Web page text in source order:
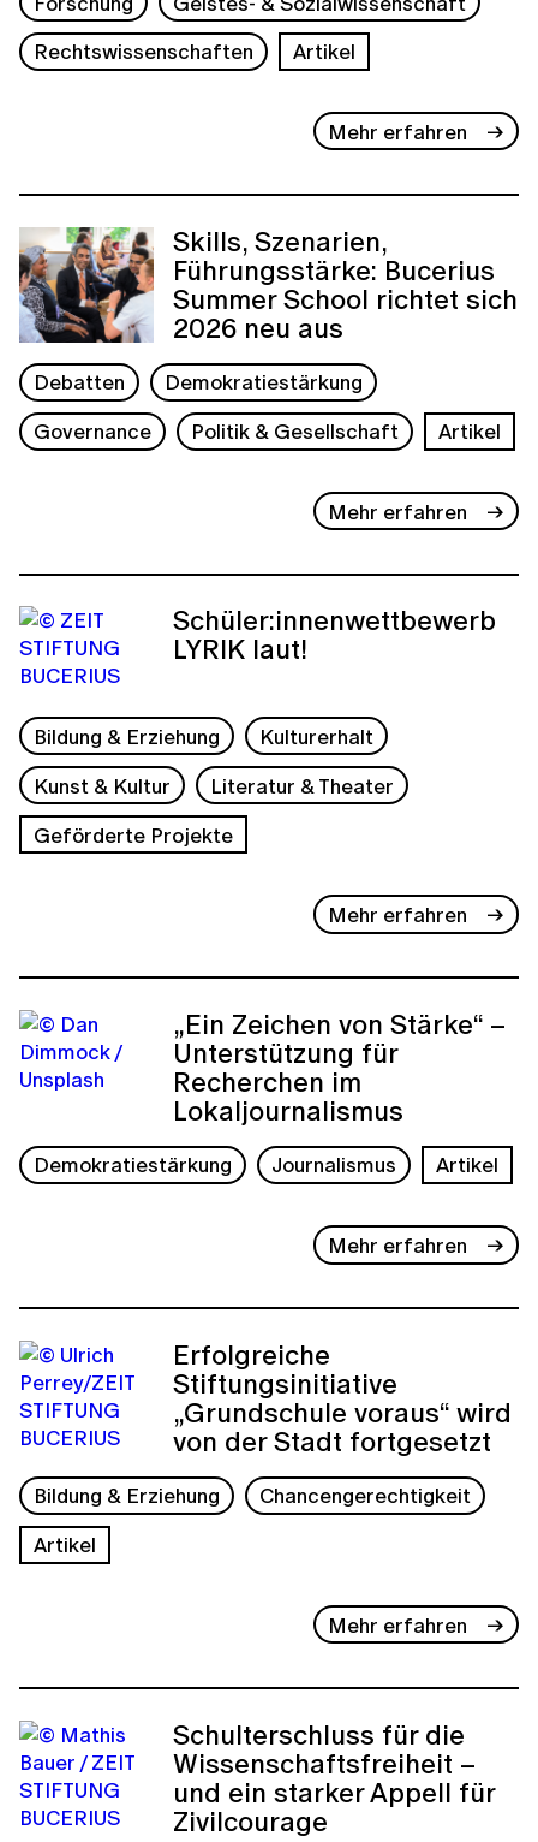
Rechtswissenschaften
Artikel
Mehr erfahren
Skills, Szenarien,
Führungsstärke: Bucerius
Summer School richtet sich
2026 neu aus
Debatten
Demokratiestärkung
Governance
Politik & Gesellschaft Artikel
Mehr erfahren
Schüler:innenwettbewerb
LYRIK laut!
Bildung & Erziehung
Kulturerhalt
Kunst & Kultur
Literatur & Theater
Geförderte Projekte
Mehr erfahren
„Ein Zeichen von Stärke“ –
Unterstützung für
Recherchen im
Lokaljournalismus
Demokratiestärkung Journalismus Artikel
Mehr erfahren
Erfolgreiche
Stiftungsinitiative
„Grundschule voraus“ wird
von der Stadt fortgesetzt
Bildung & Erziehung
Chancengerechtigkeit
Artikel
Mehr erfahren
Schulterschluss für die
Wissenschaftsfreiheit –
und ein starker Appell für
Zivilcourage